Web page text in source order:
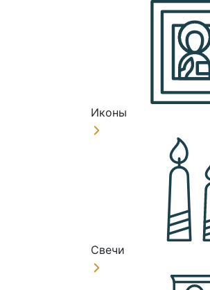
Иконы
Свечи